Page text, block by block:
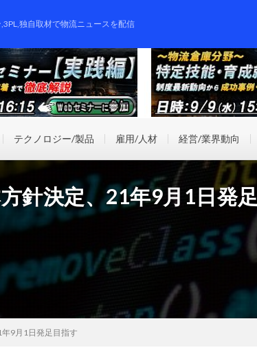
独自取材で物流ニュースを配信
テクノロジー/製品 雇用/人材 経営/業界動向
針決定、21年9月1日発足
9月1日発足目指す